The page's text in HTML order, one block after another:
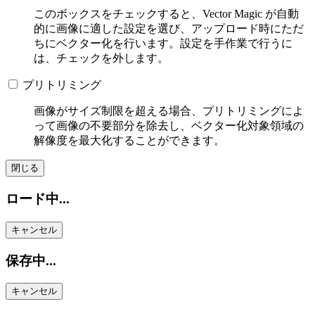
このボックスをチェックすると、Vector Magic が自動
的に画像に適した設定を選び、アップロード時にただ
ちにベクター化を行います。設定を手作業で行うに
は、チェックを外します。
プリトリミング
画像がサイズ制限を超える場合、プリトリミングによ
って画像の不要部分を除去し、ベクター化対象領域の
解像度を最大化することができます。
閉じる
ロード中...
キャンセル
保存中...
キャンセル